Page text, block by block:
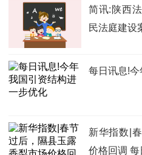
简讯:陕西
民法庭建设
每日讯息!
新华指数|
价格回调 每